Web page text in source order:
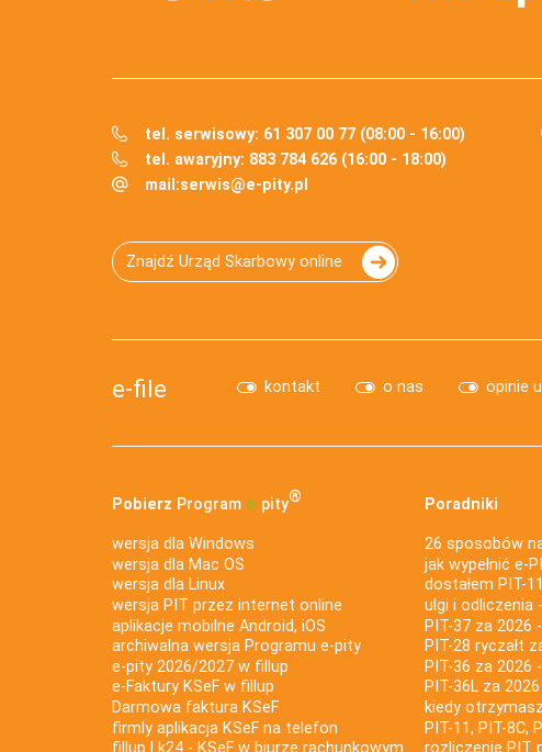
tel. serwisowy: 61 307 00 77 (08:00 - 16:00)
tel. awaryjny: 883 784 626 (16:00 - 18:00)
mail:serwis@e-pity.pl
Znajdź Urząd Skarbowy online
e-file kontakt o nas opinie
Pobierz Program e‑pity®
wersja dla Windows
wersja dla Mac OS
wersja dla Linux
wersja PIT przez internet online
aplikacje mobilne Android, iOS
archiwalna wersja Programu e-pity
e-pity 2026/2027 w fillup
e‑Faktury KSeF w fillup
Darmowa faktura KSeF
firmly aplikacja KSeF na telefon
Poradniki
26 sposobów
jak wypełnić e-
dostałem PIT-
ulgi i odliczenia
PIT-37 za 2026
PIT-28 ryczałt
PIT-36 za 2026
PIT-36L za
kiedy
PIT-11, PIT-8C,